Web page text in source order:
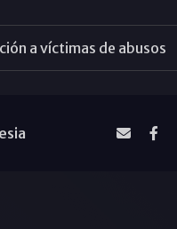
a víctimas de abusos